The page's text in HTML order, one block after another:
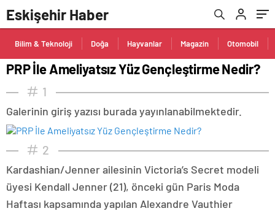
Eskişehir Haber
Bilim & Teknoloji Doğa Hayvanlar Magazin Otomobil
PRP İle Ameliyatsız Yüz Gençleştirme Nedir?
1
Galerinin giriş yazısı burada yayınlanabilmektedir.
2
Kardashian/Jenner ailesinin Victoria’s Secret modeli
üyesi Kendall Jenner (21), önceki gün Paris Moda
Haftası kapsamında yapılan Alexandre Vauthier